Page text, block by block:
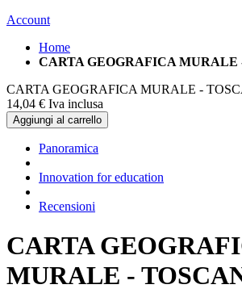
Account
Home
CARTA GEOGRAFICA MURALE
CARTA GEOGRAFICA MURALE -
14,04 € Iva inclusa
Aggiungi al carrello
Panoramica
Innovation for education
Recensioni
CARTA
MURALE -